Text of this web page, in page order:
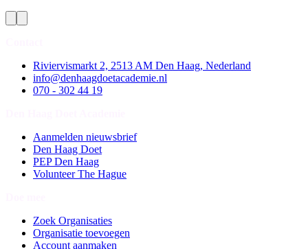
Riviervismarkt 2, 2513 AM Den Haag, Nederland
info@denhaagdoetacademie.nl
070 - 302 44 19
Aanmelden nieuwsbrief
Den Haag Doet
PEP Den Haag
Volunteer The Hague
Zoek Organisaties
Organisatie toevoegen
Account aanmaken